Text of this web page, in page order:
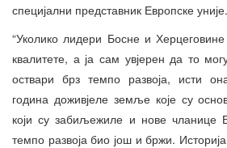
специјални представник Европске уније.
“Уколико лидери Босне и
квалитете, а ја сам увјерен да то
оствари брз темпо развоја, исти
година доживјеле земље које су
који су забиљежиле и нове чланице
темпо развоја био још и бржи.